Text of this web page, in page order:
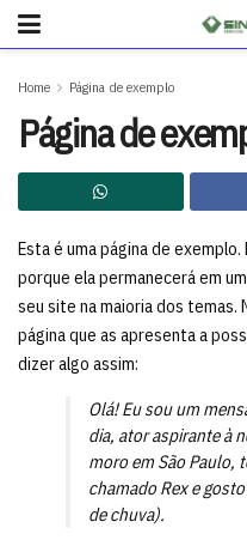
Home Página de exemplo
Página de
Esta é uma página de
porque ela permanecerá em
seu site na maioria dos temas.
página que as apresenta a
dizer algo assim:
Olá! Eu sou um
dia, ator aspirante à
moro em São Paulo,
chamado Rex e
de chuva).